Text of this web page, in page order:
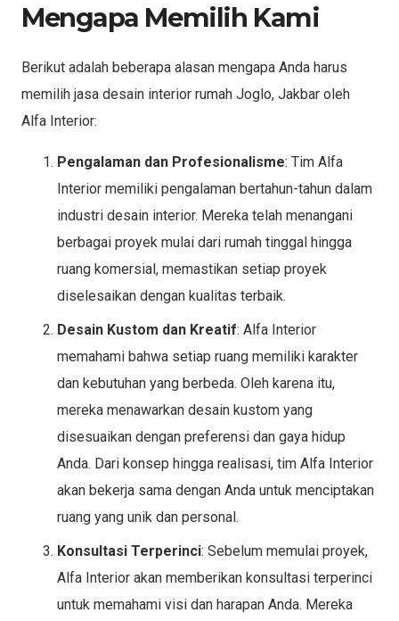
Mengapa Memilih Kami
Berikut adalah beberapa alasan mengapa Anda harus
memilih jasa desain interior rumah Joglo, Jakbar oleh
Alfa Interior:
Pengalaman dan Profesionalisme: Tim Alfa
Interior memiliki pengalaman bertahun-tahun dalam
industri desain interior. Mereka telah menangani
berbagai proyek mulai dari rumah tinggal hingga
ruang komersial, memastikan setiap proyek
diselesaikan dengan kualitas terbaik.
Desain Kustom dan Kreatif: Alfa Interior
memahami bahwa setiap ruang memiliki karakter
dan kebutuhan yang berbeda. Oleh karena itu,
mereka menawarkan desain kustom yang
disesuaikan dengan preferensi dan gaya hidup
Anda. Dari konsep hingga realisasi, tim Alfa Interior
akan bekerja sama dengan Anda untuk menciptakan
ruang yang unik dan personal.
Konsultasi Terperinci: Sebelum memulai proyek,
Alfa Interior akan memberikan konsultasi terperinci
untuk memahami visi dan harapan Anda. Mereka